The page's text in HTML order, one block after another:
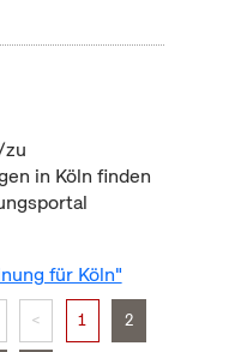
in Köln finden
für Köln"
< 1 2